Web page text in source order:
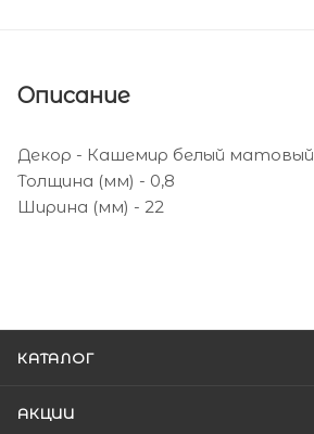
Описание
Декор - Кашемир белый матовый
Толщина (мм) - 0,8
Ширина (мм) - 22
КАТАЛОГ
АКЦИИ